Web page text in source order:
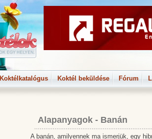
Koktélkatalógus Koktél beküldése Fórum
Alapanyagok - Banán
A banán, amilyennek ma ismerjük, egy